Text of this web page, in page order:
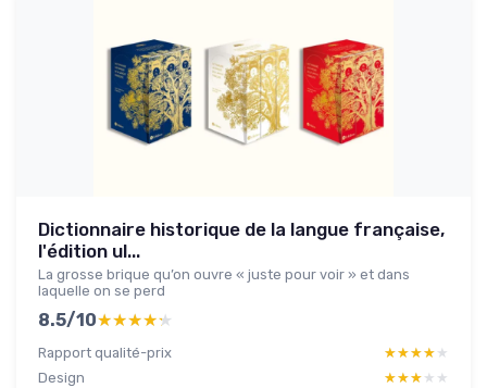
Dictionnaire historique de la langue française,
l'édition ul...
La grosse brique qu’on ouvre « juste pour voir » et dans
laquelle on se perd
8.5/10★★★★★
★★★★★
Rapport qualité-prix ★★★★★
★★★★★
Design
★★★★★
★★★★★